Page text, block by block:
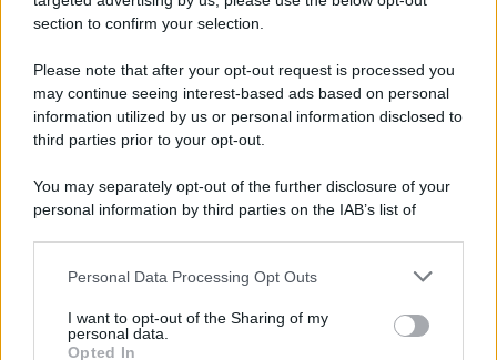
section to confirm your selection.
Please note that after your opt-out request is processed you
may continue seeing interest-based ads based on personal
information utilized by us or personal information disclosed to
third parties prior to your opt-out.
You may separately opt-out of the further disclosure of your
personal information by third parties on the IAB’s list of
This information may also be disclosed by us to third parties
disclose it to other third parties.
Personal Data Processing Opt Outs
I want to opt-out of the Sharing of my
personal data.
Opted In
© 2026 - Pianeta Design - P.IVA 04827280654 - Testata
Registrata Al Tribunale Di Nocera Inferiore N. 8/2020 - RG N.
ISCRIZIONE AL ROC N. 35792 – ISCRITTA ALL’ANSO
(ASSOCIAZIONE NAZIONALE STAMPA ONLINE)
PREFERENZE PRIVACY